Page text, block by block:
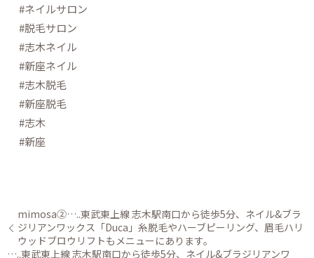
#ネイルサロン
#脱毛サロン
#志木ネイル
#新座ネイル
#志木脱毛
#新座脱毛
#志木
#新座
mimosa②…..東武東上線 志木駅南口から徒歩5分、ネイル&ブラ
ジリアンワックス「Duca」糸脱毛やハーブピーリング、眉毛ハリ
ウッドブロウリフトもメニューにあります。
⁠⁠…..東武東上線 志木駅南口から徒歩5分、ネイル&ブラジリアンワ